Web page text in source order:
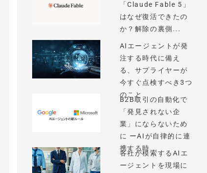
「Claude Fable 5」
はなぜ復活できたの
か？解除の裏側...
AIエージェントが発
注する時代に備え
る、サプライヤーが
今すぐ点検すべき3つ
のこと
B2B取引の自動化で
「発見されない企
業」にならないため
に ーAIが自律的に連
携する時...
各社が模索するAIエ
ージェントを現場に